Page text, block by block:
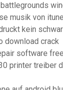
musik von
kein
download crack
software
printer treiber